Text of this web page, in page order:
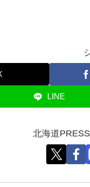
LINE
北海道